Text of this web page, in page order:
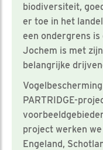
biodiversiteit,
er toe in het
een ondergrens
Jochem is met
belangrijke
PARTRIDGE-
project werken
Engeland,